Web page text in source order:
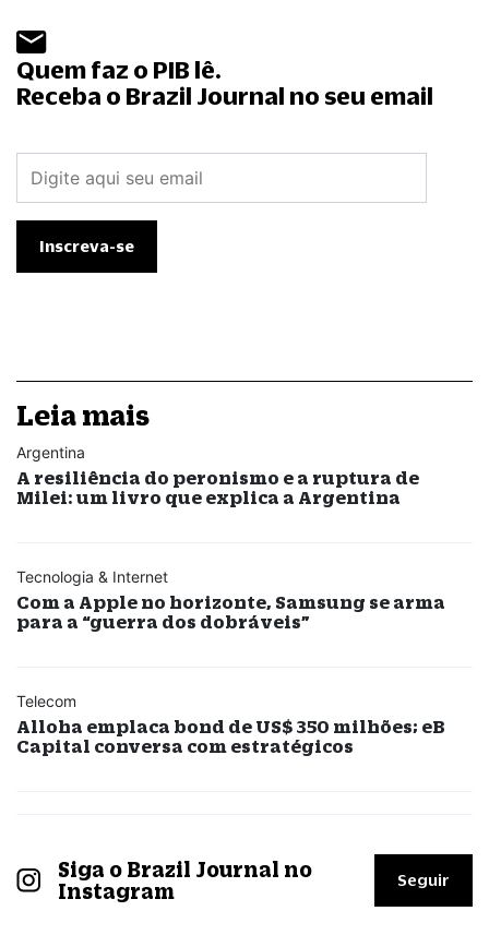
Quem faz o PIB lê.
Receba o Brazil Journal no seu email
Leia mais
Argentina
A resiliência do peronismo e a ruptura de
Milei: um livro que explica a Argentina
Tecnologia & Internet
Com a Apple no horizonte, Samsung se arma
para a “guerra dos dobráveis”
Telecom
Alloha emplaca bond de US$ 350 milhões; eB
Capital conversa com estratégicos
Siga o Brazil Journal no
Instagram
Seguir